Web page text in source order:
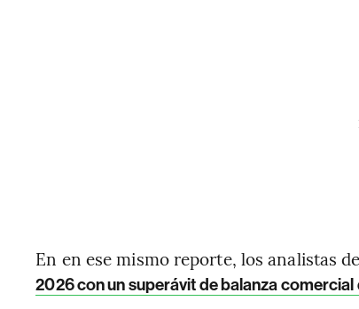
En en ese mismo reporte, los analistas
2026 con un superávit de balanza